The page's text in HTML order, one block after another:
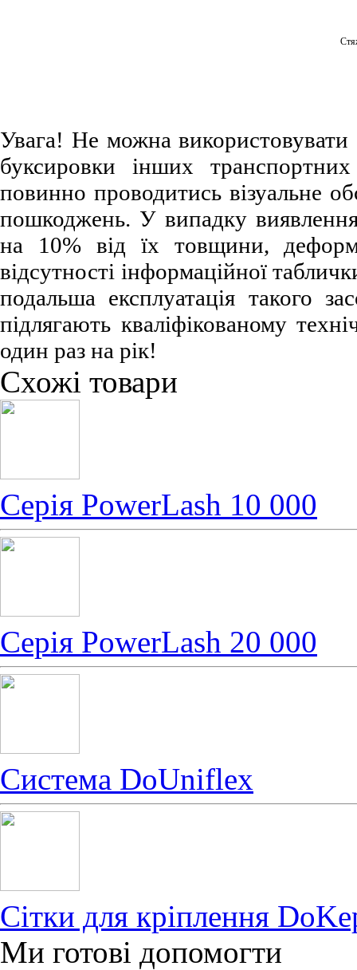
Увага! Не можна використовувати
буксировки інших
повинно проводитись візуальне
пошкоджень. У випадку
на 10% від їх товщини,
відсутності інформаційної
подальша експлуатація такого
підлягають кваліфікованому
один раз на рік!
Схожі товари
Серія PowerLash 10 000
Серія PowerLash 20 000
Система DoUniflex
Сітки для кріплення
Ми готові допомогти